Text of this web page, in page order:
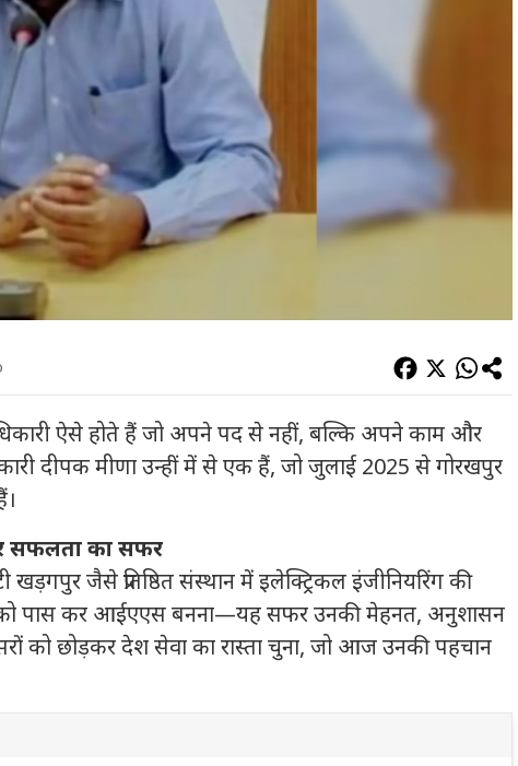
ऐसे होते हैं जो अपने पद से नहीं, बल्कि अपने काम और
दीपक मीणा उन्हीं में से एक हैं, जो जुलाई 2025 से गोरखपुर
सफलता का सफर
जैसे प्रतिष्ठित संस्थान में इलेक्ट्रिकल इंजीनियरिंग की
को पास कर आईएएस बनना—यह सफर उनकी मेहनत, अनुशासन
को छोड़कर देश सेवा का रास्ता चुना, जो आज उनकी पहचान